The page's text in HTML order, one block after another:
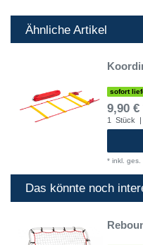
Ähnliche Artikel
sofort
9,90 €
1 Stück
* inkl. ges.
Das könnte noch